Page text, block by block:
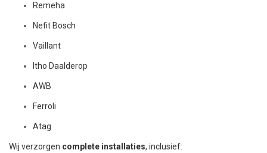
Remeha
Nefit Bosch
Vaillant
Itho Daalderop
AWB
Ferroli
Atag
Wij verzorgen complete installaties, inclusief: